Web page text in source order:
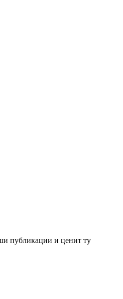
публикации и ценит ту